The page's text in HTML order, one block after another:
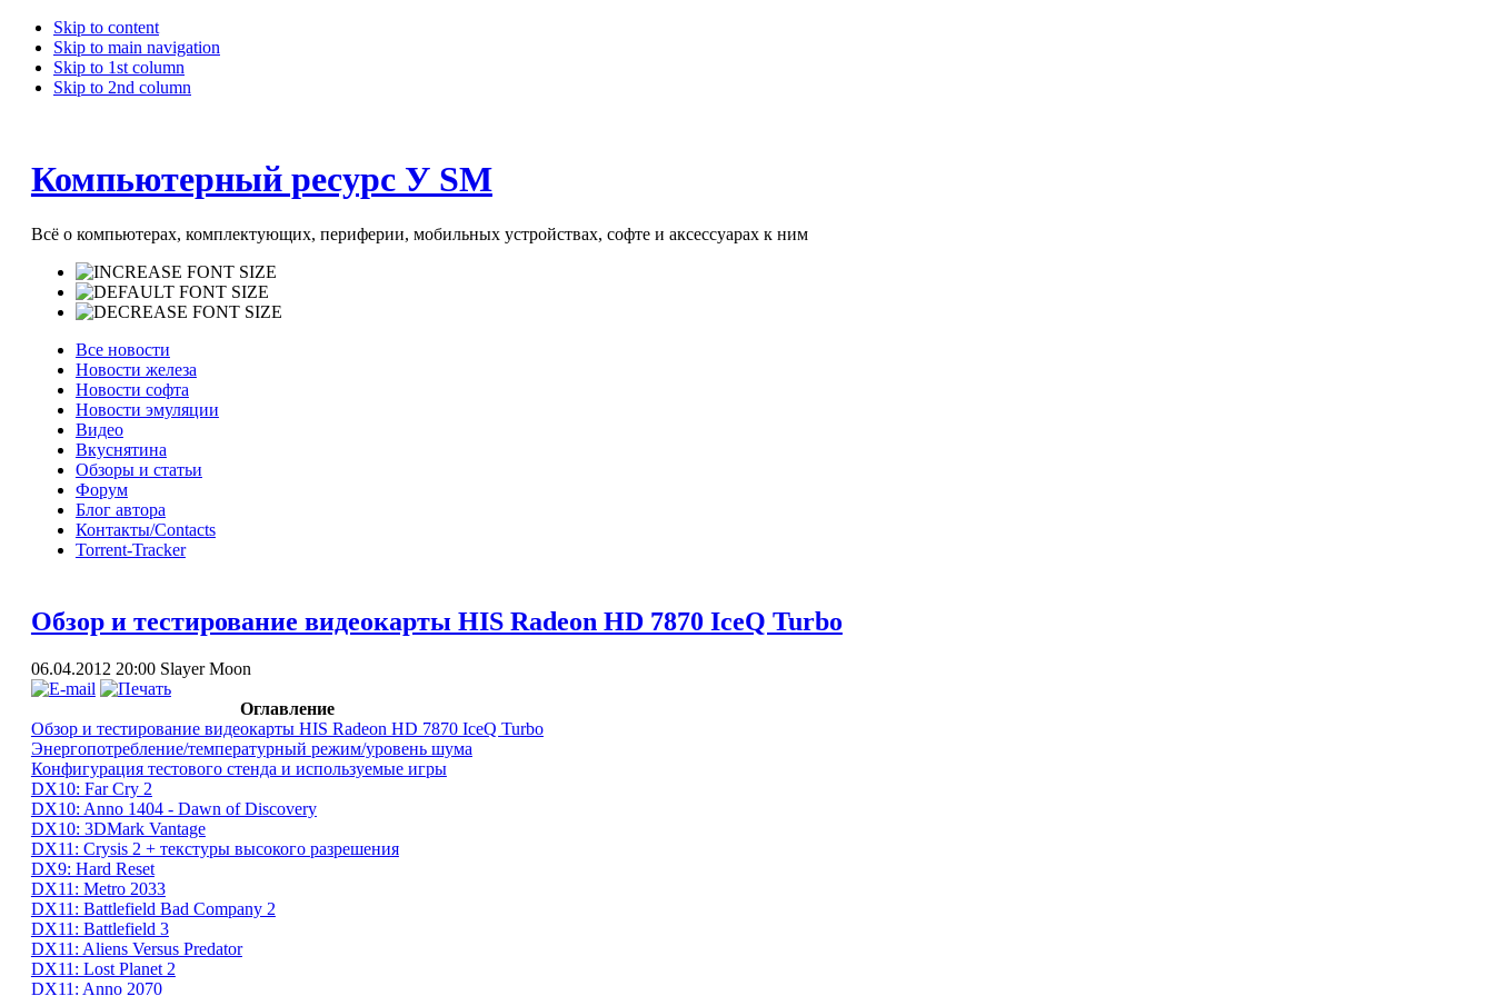
Skip to content
Skip to main navigation
Skip to 1st column
Skip to 2nd column
Компьютерный ресурс У SM
Всё о компьютерах, комплектующих, периферии, мобильных устройствах, софте и аксессуарах к ним
Все новости
Новости железа
Новости софта
Новости эмуляции
Видео
Вкуснятина
Обзоры и статьи
Форум
Блог автора
Контакты/Contacts
Torrent-Tracker
Обзор и тестирование видеокарты HIS Radeon HD 7870 IceQ Turbo
06.04.2012 20:00 Slayer Moon
Оглавление
Обзор и тестирование видеокарты HIS Radeon HD 7870 IceQ Turbo
Энергопотребление/температурный режим/уровень шума
Конфигурация тестового стенда и используемые игры
DX10: Far Cry 2
DX10: Anno 1404 - Dawn of Discovery
DX10: 3DMark Vantage
DX11: Crysis 2 + текстуры высокого разрешения
DX9: Hard Reset
DX11: Metro 2033
DX11: Battlefield Bad Company 2
DX11: Battlefield 3
DX11: Aliens Versus Predator
DX11: Lost Planet 2
DX11: Anno 2070